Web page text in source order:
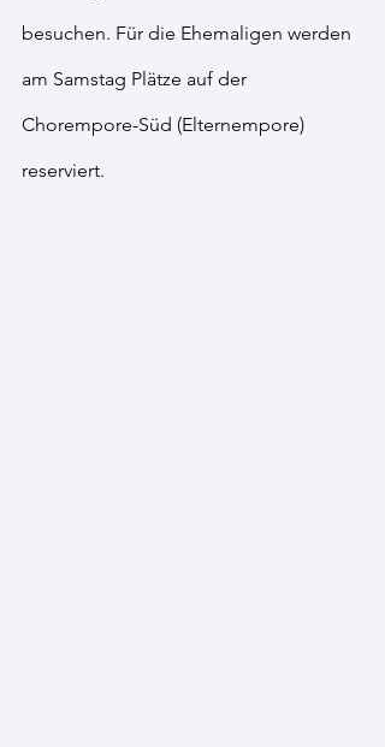
besuchen. Für die Ehemaligen werden
am Samstag Plätze auf der
Chorempore-Süd (Elternempore)
reserviert.